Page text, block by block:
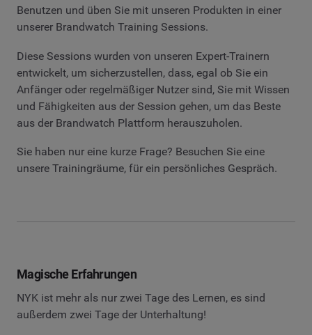
Benutzen und üben Sie mit unseren Produkten in einer
unserer Brandwatch Training Sessions.
Diese Sessions wurden von unseren Expert-Trainern
entwickelt, um sicherzustellen, dass, egal ob Sie ein
Anfänger oder regelmäßiger Nutzer sind, Sie mit Wissen
und Fähigkeiten aus der Session gehen, um das Beste
aus der Brandwatch Plattform herauszuholen.
Sie haben nur eine kurze Frage? Besuchen Sie eine
unsere Trainingräume, für ein persönliches Gespräch.
Magische Erfahrungen
NYK ist mehr als nur zwei Tage des Lernen, es sind
außerdem zwei Tage der Unterhaltung!